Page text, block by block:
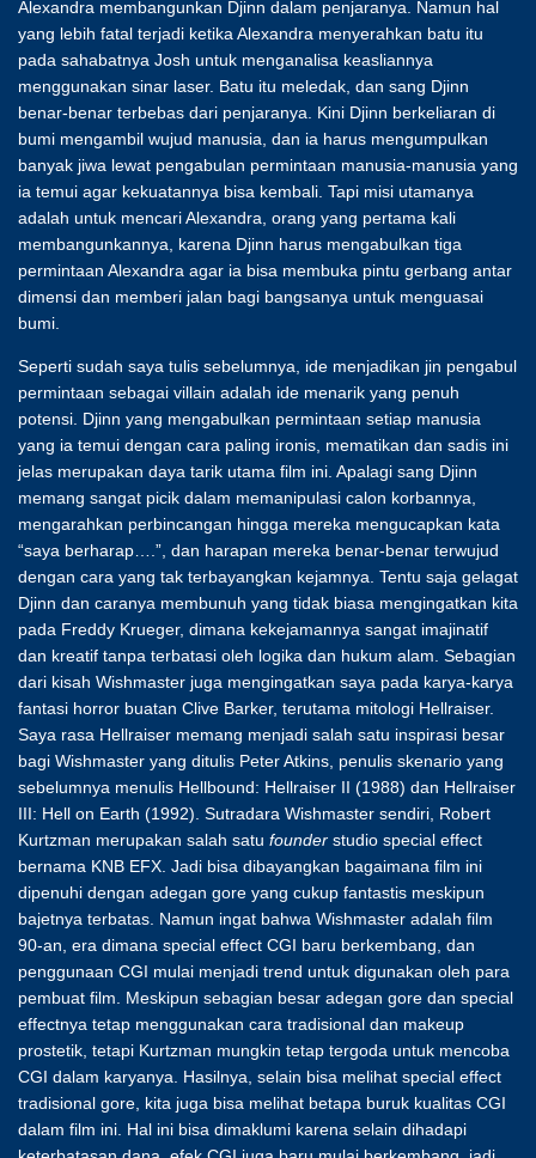
Alexandra membangunkan Djinn dalam penjaranya. Namun hal
yang lebih fatal terjadi ketika Alexandra menyerahkan batu itu
pada sahabatnya Josh untuk menganalisa keasliannya
menggunakan sinar laser. Batu itu meledak, dan sang Djinn
benar-benar terbebas dari penjaranya. Kini Djinn berkeliaran di
bumi mengambil wujud manusia, dan ia harus mengumpulkan
banyak jiwa lewat pengabulan permintaan manusia-manusia yang
ia temui agar kekuatannya bisa kembali. Tapi misi utamanya
adalah untuk mencari Alexandra, orang yang pertama kali
membangunkannya, karena Djinn harus mengabulkan tiga
permintaan Alexandra agar ia bisa membuka pintu gerbang antar
dimensi dan memberi jalan bagi bangsanya untuk menguasai
bumi.
Seperti sudah saya tulis sebelumnya, ide menjadikan jin pengabul
permintaan sebagai villain adalah ide menarik yang penuh
potensi. Djinn yang mengabulkan permintaan setiap manusia
yang ia temui dengan cara paling ironis, mematikan dan sadis ini
jelas merupakan daya tarik utama film ini. Apalagi sang Djinn
memang sangat picik dalam memanipulasi calon korbannya,
mengarahkan perbincangan hingga mereka mengucapkan kata
“saya berharap….”, dan harapan mereka benar-benar terwujud
dengan cara yang tak terbayangkan kejamnya. Tentu saja gelagat
Djinn dan caranya membunuh yang tidak biasa mengingatkan kita
pada Freddy Krueger, dimana kekejamannya sangat imajinatif
dan kreatif tanpa terbatasi oleh logika dan hukum alam. Sebagian
dari kisah Wishmaster juga mengingatkan saya pada karya-karya
fantasi horror buatan Clive Barker, terutama mitologi Hellraiser.
Saya rasa Hellraiser memang menjadi salah satu inspirasi besar
bagi Wishmaster yang ditulis Peter Atkins, penulis skenario yang
sebelumnya menulis Hellbound: Hellraiser II (1988) dan Hellraiser
III: Hell on Earth (1992). Sutradara Wishmaster sendiri, Robert
Kurtzman merupakan salah satu founder studio special effect
bernama KNB EFX. Jadi bisa dibayangkan bagaimana film ini
dipenuhi dengan adegan gore yang cukup fantastis meskipun
bajetnya terbatas. Namun ingat bahwa Wishmaster adalah film
90-an, era dimana special effect CGI baru berkembang, dan
penggunaan CGI mulai menjadi trend untuk digunakan oleh para
pembuat film. Meskipun sebagian besar adegan gore dan special
effectnya tetap menggunakan cara tradisional dan makeup
prostetik, tetapi Kurtzman mungkin tetap tergoda untuk mencoba
CGI dalam karyanya. Hasilnya, selain bisa melihat special effect
tradisional gore, kita juga bisa melihat betapa buruk kualitas CGI
dalam film ini. Hal ini bisa dimaklumi karena selain dihadapi